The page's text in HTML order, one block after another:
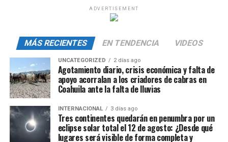
ADVERTISEMENT
MÁS RECIENTES EN TENDENCIA VIDEOS
UNCATEGORIZED 2 días ago
Agotamiento diario, crisis económica y falta de
apoyo acorralan a los criadores de cabras en
Coahuila ante la falta de lluvias
INTERNACIONAL 3 días ago
Tres continentes quedarán en penumbra por un
eclipse solar total el 12 de agosto: ¿Desde qué
lugares será visible de forma completa y